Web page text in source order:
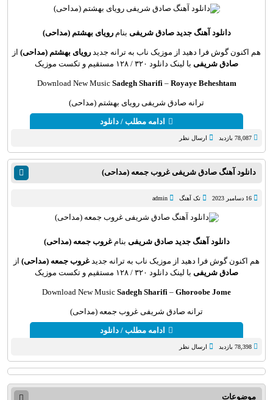
دانلود آهنگ جدید صادق شریفی بنامرویای بهشتم (مداحی)
هم اکنون گوش فرا دهید از موزیک ناب به ترانه جدید رویای بهشتم (مداحی) از
صادق شریفی با لینک دانلود ۳۲۰ / ۱۲۸ مستقیم و تکست موزیک
Download New Music Sadegh Sharifi– Royaye Beheshtam
ترانه صادق شریفی رویای بهشتم (مداحی)
ادامه مطلب / دانلود
78,087 بازدید ارسال نظر
دانلود آهنگ صادق شریفی غروب جمعه (مداحی)
16 دسامبر 2023 تک آهنگ admin
دانلود آهنگ جدید صادق شریفی بنامغروب جمعه (مداحی)
هم اکنون گوش فرا دهید از موزیک ناب به ترانه جدید غروب جمعه (مداحی) از
صادق شریفی با لینک دانلود ۳۲۰ / ۱۲۸ مستقیم و تکست موزیک
Download New Music Sadegh Sharifi – Ghoroobe Jome
ترانه صادق شریفی غروب جمعه (مداحی)
ادامه مطلب / دانلود
78,398 بازدید ارسال نظر
موضوعات